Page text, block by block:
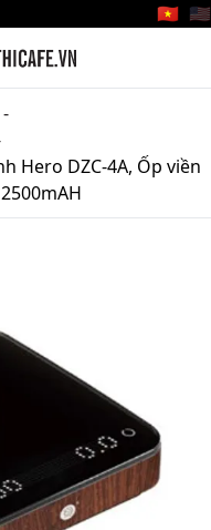
🇻🇳 🇺🇸
Hero DZC-4A, Ốp viền